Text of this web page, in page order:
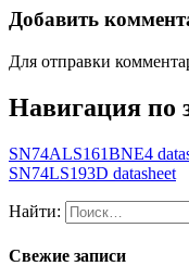
Добавить
Для отправки
Навигация по
SN74ALS161BNE4
SN74LS193D datasheet
Найти:
Свежие записи